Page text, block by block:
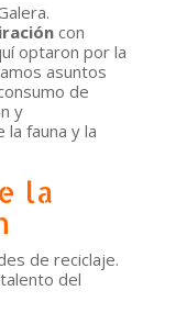
con
optaron por la
asuntos
de
y
la fauna y la
la
de reciclaje.
del